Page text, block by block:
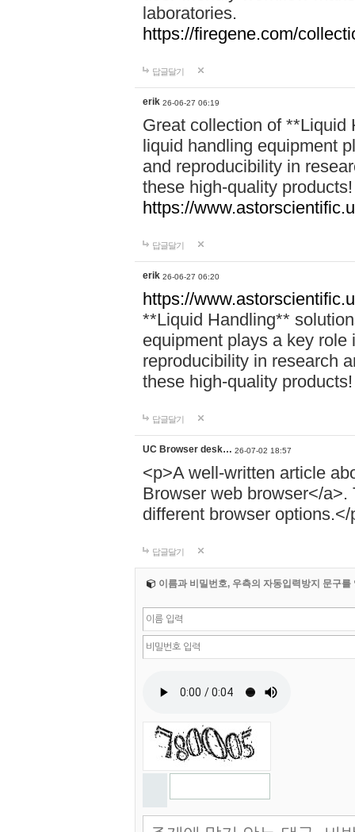
laboratories.
https://firegene.com/
답글달기
erik 26-06-27 06:19
Great collection of **Liquid
liquid handling equipment
and reproducibility in
these high-quality products!
https://
답글달기
erik 26-06-27 06:20
https://
**Liquid Handling**
equipment plays a key role
reproducibility in research
these high-quality products!
답글달기
UC Browser desk… 26-07-02 18:57
<p>A well-written article
Browser web browser</
different browser options.</
답글달기
이름과 비밀번호, 우측의 자동입력방지 문구를